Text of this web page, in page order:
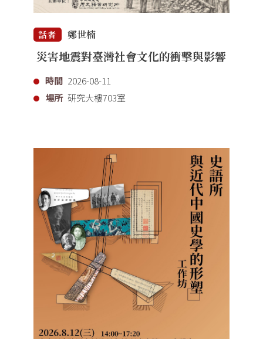
話者 鄭世楠
災害地震對臺灣社會文化的衝擊與影響
時間 2026-08-11
場所 研究大樓703室